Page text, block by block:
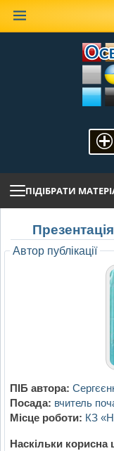
ПІДІБРАТИ
Автор публікації
ПІБ автора:
Посада: вчитель
Місце роботи: КЗ
Наскільки корисна